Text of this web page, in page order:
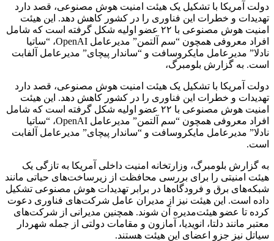
دولت آمریکا با تشکیل یک هیئت امنیت هوش مصنوعی، قصد دارد
تهدیدات و خطرات این فناوری را در کشور کاهش دهد. این هیئت
امنیت هوش مصنوعی با ۲۲ عضو اولیه شکل گرفته است که شامل
افراد معروفی همچون “سم آلتمن” مدیرعامل OpenAI، “ساتیا
نادلا” مدیرعامل مایکروسافت و “ساندار پیچای” مدیرعامل آلفابت
است. به گزارش بلومبرگ،
دولت آمریکا با تشکیل یک هیئت امنیت هوش مصنوعی، قصد دارد
تهدیدات و خطرات این فناوری را در کشور کاهش دهد. این هیئت
امنیت هوش مصنوعی با ۲۲ عضو اولیه شکل گرفته است که شامل
افراد معروفی همچون “سم آلتمن” مدیرعامل OpenAI، “ساتیا
نادلا” مدیرعامل مایکروسافت و “ساندار پیچای” مدیرعامل آلفابت
است.
به گزارش بلومبرگ، وزارتخانه امنیت داخلی آمریکا به تازگی یک
هیئت امنیتی را برای بررسی محافظت از زیرساخت‌های حیاتی مانند
شبکه‌های برق و فرودگاه‌ها در برابر تهدیدات هوش مصنوعی تشکیل
داده است. این هیئت نیز از مدیران عامل شرکت‌های فناوری دعوت
کرده تا عضو هیئت‌مدیره آن شوند. همچنین مدیرانی از شرکت‌های
معتبر مانند دلتا، انویدیا، آمازون و مقامات دولتی از جمله شهردار
سیاتل نیز جزو اعضای این هیئت هستند.